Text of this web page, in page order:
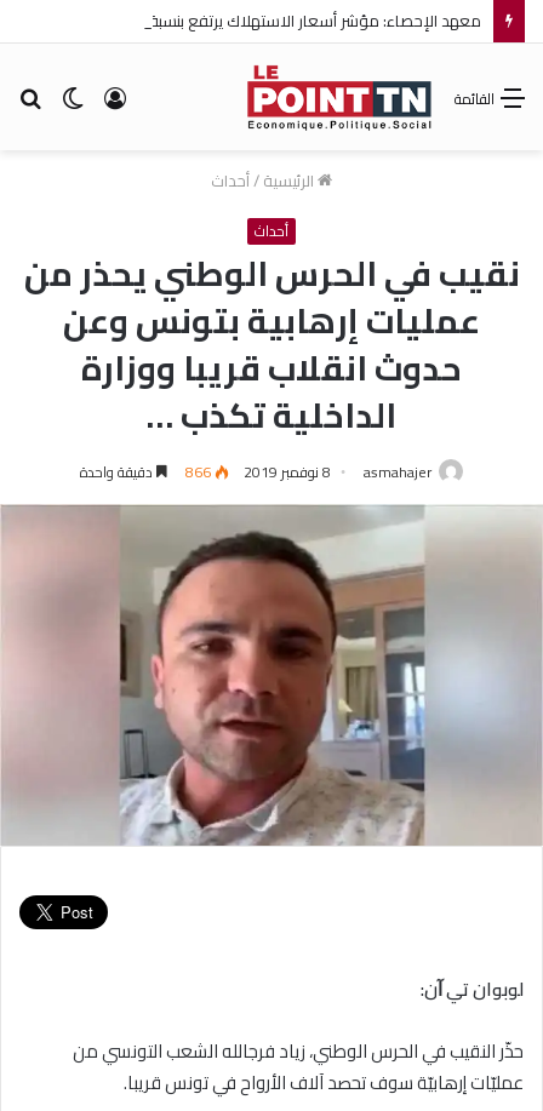
الوضع تسجيل
القائمة
الرئيسية/أحداث
أحداث
نقيب في الحرس الوطني يحذر من
عمليات إرهابية بتونس وعن
حدوث انقلاب قريبا ووزارة
الداخلية تكذب …
asmahajer 8 نوفمبر 2019 866 دقيقة واحدة
لوبوان تي ﺁن:
حذّر النقيب في الحرس الوطني، زياد فرجالله الشعب التونسي من
عمليّات إرهابيّة سوف تحصد آلاف الأرواح في تونس قريبا.